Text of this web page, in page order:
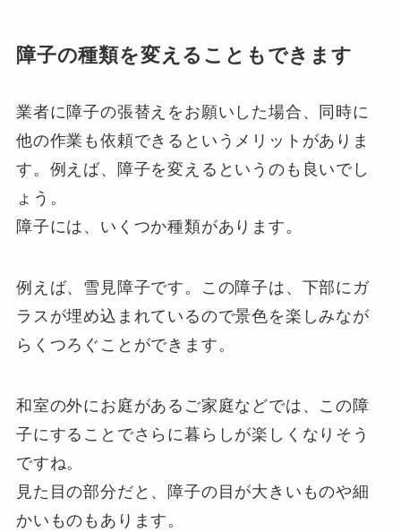
障子の種類を変えることもできます
業者に障子の張替えをお願いした場合、同時に
他の作業も依頼できるというメリットがありま
す。例えば、障子を変えるというのも良いでし
ょう。
障子には、いくつか種類があります。
例えば、雪見障子です。この障子は、下部にガ
ラスが埋め込まれているので景色を楽しみなが
らくつろぐことができます。
和室の外にお庭があるご家庭などでは、この障
子にすることでさらに暮らしが楽しくなりそう
ですね。
見た目の部分だと、障子の目が大きいものや細
かいものもあります。